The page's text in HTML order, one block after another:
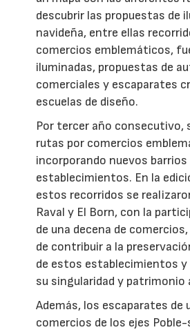
descubrir las propuestas de
navideña, entre ellas
comercios emblemáticos,
iluminadas, propuestas de
comerciales y escaparates
escuelas de diseño.
Por tercer año consecutivo,
rutas por comercios
incorporando nuevos barrios
establecimientos. En la
estos recorridos se
Raval y El Born, con la
de una decena de
de contribuir a la
de estos establecimientos y
su singularidad y
Además, los escaparates de
comercios de los ejes Poble-